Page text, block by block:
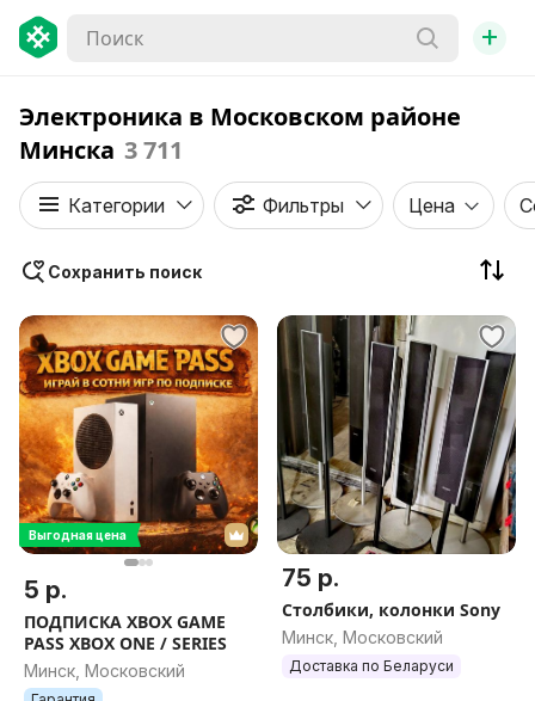
+
Электроника в Московском районе
Минска 3 711
Категории Фильтры Цена
Сохранить поиск
Выгодная цена
5 р.
ПОДПИСКА XBOX GAME
PASS XBOX ONE / SERIES
Минск, Московский
75 р.
Столбики, колонки Sony
Минск, Московский
Доставка по Беларуси